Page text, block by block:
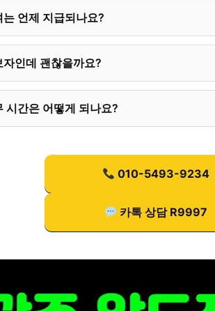
는 언제 지급되나요?
자인데 괜찮을까요?
시간은 어떻게 되나요?
010-5493-9234
카톡 상담 R9997